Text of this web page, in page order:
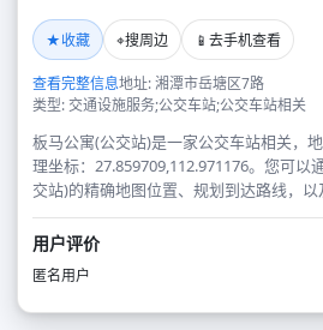
★收藏 ⌖搜周边 📱 去手机查看
查看完整信息地址: 湘潭市岳塘区7路
类型: 交通设施服务;公交车站;公交车站相关
板马公寓(公交站)是一家公交车站相关，
理坐标：27.859709,112.971176。您可以
交站)的精确地图位置、规划到达路线，以
用户评价
匿名用户